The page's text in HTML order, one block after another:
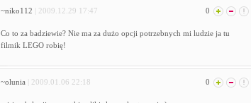
~niko112 | 2009.12.29 17:47 0
Co to za badziewie? Nie ma za dużo opcji potrzebnych mi ludzie ja tu
filmik LEGO robię!
~olunia | 2009.01.06 22:18 0